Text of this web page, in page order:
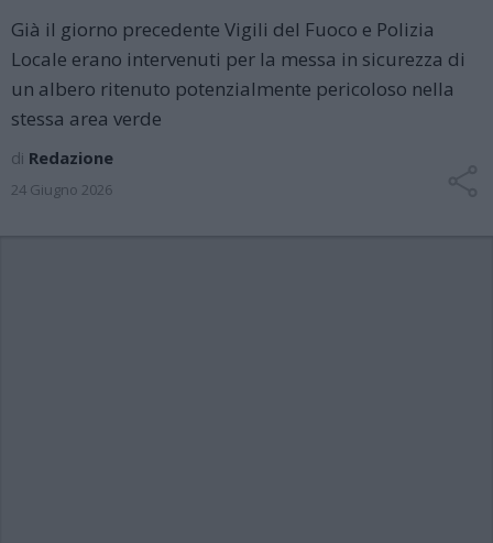
Già il giorno precedente Vigili del Fuoco e Polizia
Locale erano intervenuti per la messa in sicurezza di
un albero ritenuto potenzialmente pericoloso nella
stessa area verde
di Redazione
24 Giugno 2026